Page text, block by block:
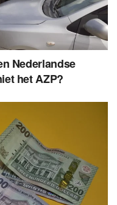
Nederlandse
het AZP?